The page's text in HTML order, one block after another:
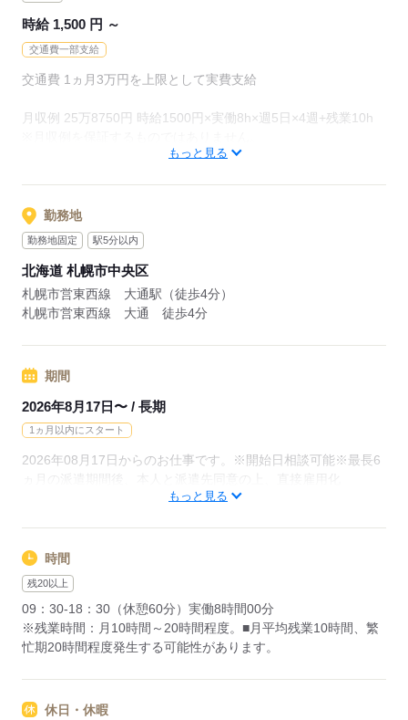
時給 1,500 円 ～
交通費一部支給
交通費 1ヵ月3万円を上限として実費支給
月収例 25万8750円 時給1500円×実働8h×週5日×4週+残業10h
もっと見る
勤務地
勤務地固定 駅5分以内
北海道 札幌市中央区
札幌市営東西線 大通駅（徒歩4分）
札幌市営東西線 大通 徒歩4分
期間
2026年8月17日〜 / 長期
1ヵ月以内にスタート
2026年08月17日からのお仕事です。※開始日相談可能※最長6
ヵ月の派遣期間後、本人と派遣先同意の上、直接雇用化
・人気の在宅や大学事務のお仕事 など
たくさんのお仕事の中からあなたのご希望に合わせて選べます♪
09月、10月スタートのご希望の方も
まずはお気軽にご相談ください☆
もっと見る
時間
残20以上
09：30-18：30（休憩60分）実働8時間00分
※残業時間：月10時間～20時間程度。■月平均残業10時間、繁
忙期20時間程度発生する可能性があります。
休日・休暇